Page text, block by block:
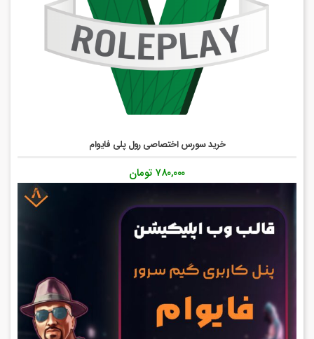
خرید سورس اختصاصی رول پلی فایوام
۷۸۰,۰۰۰ تومان